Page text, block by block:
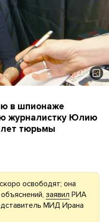
в шпионаже
журналистку Юлию
лет тюрьмы
освободят; она
заявил РИА
МИД Ирана